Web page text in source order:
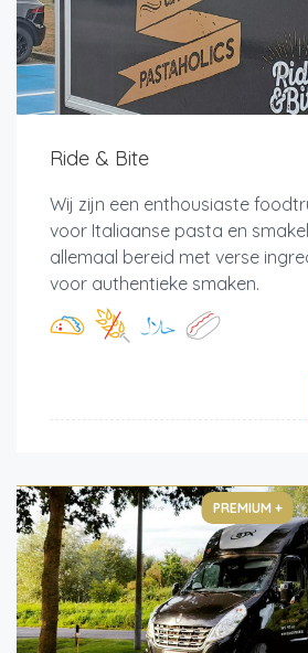
Ride & Bite
Wij zijn een enthousiaste
voor Italiaanse pasta en
allemaal bereid met verse
voor authentieke smaken.
PREMIUM +